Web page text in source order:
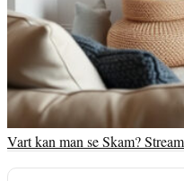
Vart kan man se Skam?